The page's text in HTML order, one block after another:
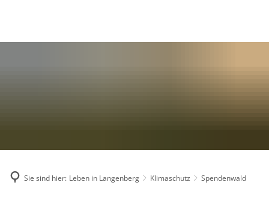
Sie sind hier: Leben in Langenberg Klimaschutz Spendenwald